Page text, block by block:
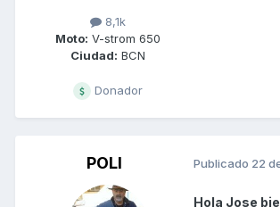
8,1k
Moto: V-strom 650
Ciudad: BCN
Donador
POLI Publicado 22
Hola Jose